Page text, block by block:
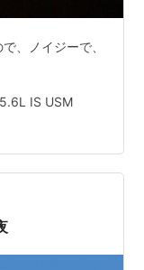
、ノイジーで、
IS USM